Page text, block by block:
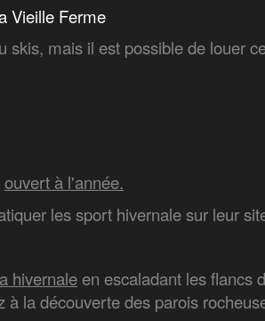
Vieille Ferme
skis, mais il est possible de louer
ouvert à l'année.
les sport hivernale sur leur
hivernale en escaladant les flancs
la découverte des parois